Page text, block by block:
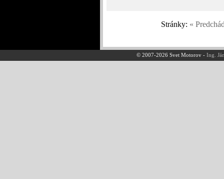
Stránky: «
© 2007-2026 Svet Motorov -Ing.